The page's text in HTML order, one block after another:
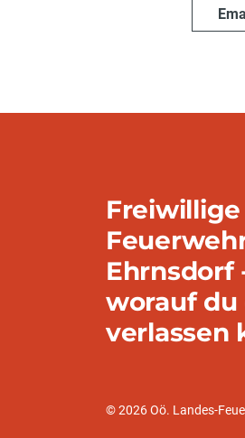
Freiwillige
Ehrnsdorf
worauf du
verlassen
© 2026 Oö. Landes-